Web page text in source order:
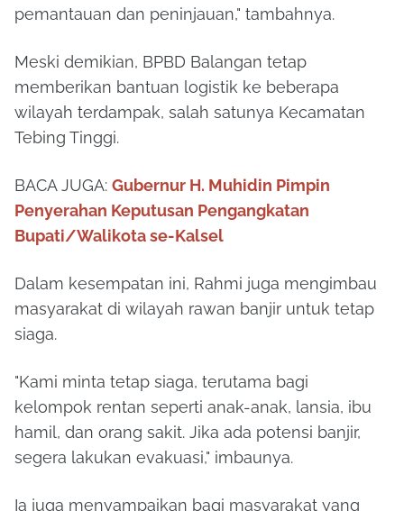
pemantauan dan peninjauan," tambahnya.
Meski demikian, BPBD Balangan tetap
memberikan bantuan logistik ke beberapa
wilayah terdampak, salah satunya Kecamatan
Tebing Tinggi.
BACA JUGA: Gubernur H. Muhidin Pimpin
Penyerahan Keputusan Pengangkatan
Bupati/Walikota se-Kalsel
Dalam kesempatan ini, Rahmi juga mengimbau
masyarakat di wilayah rawan banjir untuk tetap
siaga.
"Kami minta tetap siaga, terutama bagi
kelompok rentan seperti anak-anak, lansia, ibu
hamil, dan orang sakit. Jika ada potensi banjir,
segera lakukan evakuasi," imbaunya.
Ia juga menyampaikan bagi masyarakat yang